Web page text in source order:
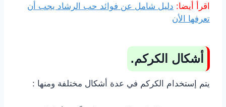
اقرأ أيضا: دليل شامل عن فوائد حب الرشاد يجب أن
تعرفها الأن
أشكال الكركم.
يتم إستخدام الكركم في عدة أشكال مختلفة ومنها :